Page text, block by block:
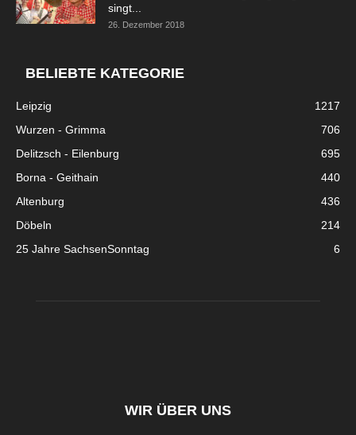
singt...
26. Dezember 2018
BELIEBTE KATEGORIE
Leipzig
1217
Wurzen - Grimma
706
Delitzsch - Eilenburg
695
Borna - Geithain
440
Altenburg
436
Döbeln
214
25 Jahre SachsenSonntag
6
WIR ÜBER UNS